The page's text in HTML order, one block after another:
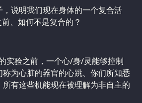
说明我们现在身体的一个复合活
、如何不是复合的？
实验之前，一个心/身/灵能够控制
为心脏的器官的心跳、你们所知悉
有这些机能现在被理解为非自主的